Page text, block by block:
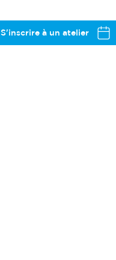
S'inscrire à un atelier